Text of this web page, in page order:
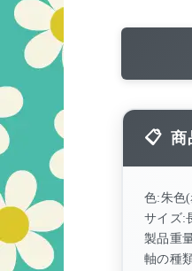
商
色:朱色
サイズ:
製品重
軸の種